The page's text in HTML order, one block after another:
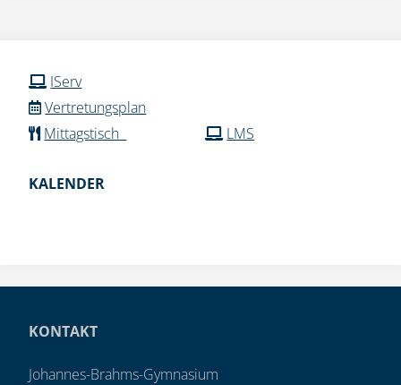
IServ
Vertretungsplan
Mittagstisch
LMS
KALENDER
KONTAKT
Johannes-Brahms-Gymnasium